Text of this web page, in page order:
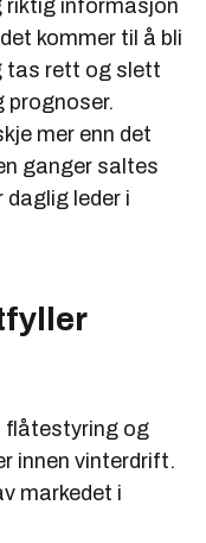
riktig informasjon
kommer til å bli
tas rett og slett
prognoser.
mer enn det
ganger saltes
daglig leder i
flåtestyring og
innen vinterdrift.
markedet i